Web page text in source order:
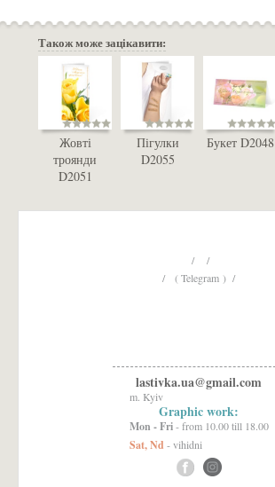
Також може зацікавити:
Жовті
троянди
D2051
Пігулки
D2055
Букет D2048
/ /
/ ( Telegram ) /
lastivka.ua@gmail.com
m. Kyiv
Graphic work:
Mon - Fri- from 10.00 till 18.00
Sat, Nd - vihidni